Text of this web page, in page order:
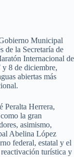
Municipal
de la Secretaría de
Internacional de
y 8 de diciembre,
abiertas más
Peralta Herrera,
la gran
asimismo,
Abelina López
federal, estatal y el
turística y